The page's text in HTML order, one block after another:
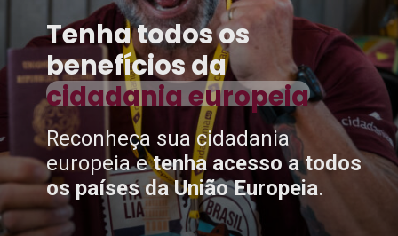
Reconheça sua cidadania
europeia etenha acesso a todos
os países da União Europeia.
Tenha todos os
benefícios da
cidadania europeia